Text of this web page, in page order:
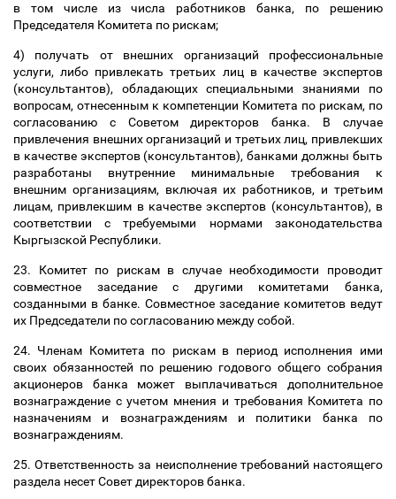
в том числе из числа работников банка, по решению
Председателя Комитета по рискам;
4) получать от внешних организаций профессиональные
услуги, либо привлекать третьих лиц в качестве экспертов
(консультантов), обладающих специальными знаниями по
вопросам, отнесенным к компетенции Комитета по рискам, по
согласованию с Советом директоров банка. В случае
привлечения внешних организаций и третьих лиц, привлекших
в качестве экспертов (консультантов), банками должны быть
разработаны внутренние минимальные требования к
внешним организациям, включая их работников, и третьим
лицам, привлекшим в качестве экспертов (консультантов), в
соответствии с требуемыми нормами законодательства
Кыргызской Республики.
23. Комитет по рискам в случае необходимости проводит
совместное заседание с другими комитетами банка,
созданными в банке. Совместное заседание комитетов ведут
их Председатели по согласованию между собой.
24. Членам Комитета по рискам в период исполнения ими
своих обязанностей по решению годового общего собрания
акционеров банка может выплачиваться дополнительное
вознаграждение с учетом мнения и требования Комитета по
назначениям и вознаграждениям и политики банка по
вознаграждениям.
25. Ответственность за неисполнение требований настоящего
раздела несет Совет директоров банка.